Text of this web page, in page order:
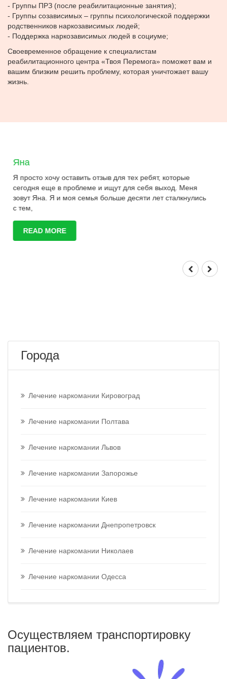
- Группы ПРЗ (после реабилитационные занятия);
- Группы созависимых – группы психологической поддержки
родственников наркозависимых людей;
- Поддержка наркозависимых людей в социуме;
Своевременное обращение к специалистам
реабилитационного центра «Твоя Перемога» поможет вам и
вашим близким решить проблему, которая уничтожает вашу
жизнь.
Александр
Я Александр, более 10 лет употреблял наркотики. Но
узнал, что в Харькове, где можно избавиться от
наркотической зависимости. Я решился и приехал в центр
« Твоя перемога», прошел полный курс
Города
Лечение наркомании Кировоград
Лечение наркомании Полтава
Лечение наркомании Львов
Лечение наркомании Запорожье
Лечение наркомании Киев
Лечение наркомании Днепропетровск
Лечение наркомании Николаев
Лечение наркомании Одесса
Осуществляем транспортировку
пациентов.